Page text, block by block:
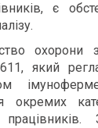
є
охорони
який
окремих